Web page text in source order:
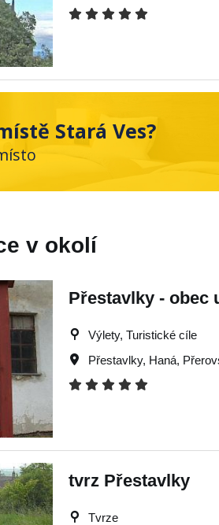
Stará Ves?
v okolí
Přestavlky - obec
Výlety, Turistické cíle
Přestavlky, Haná,
tvrz Přestavlky
Tvrze